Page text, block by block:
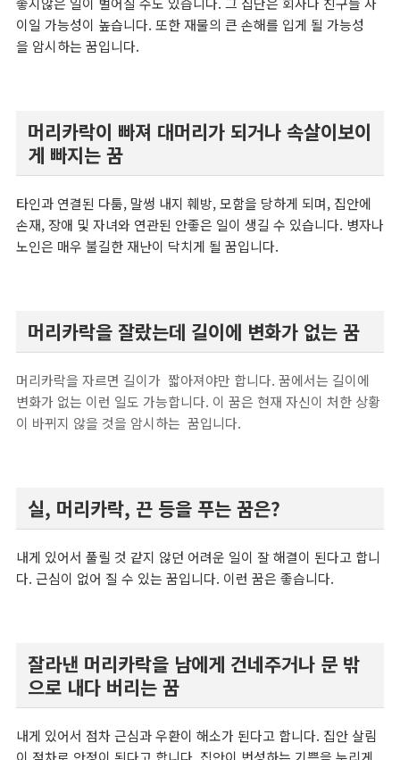
이일 가능성이 높습니다. 또한 재물의 큰 손해를 입게 될 가능성
을 암시하는 꿈입니다.
머리카락이 빠져 대머리가 되거나 속살이보이
게 빠지는 꿈
타인과 연결된 다툼, 말썽 내지 훼방, 모함을 당하게 되며, 집안에
손재, 장애 및 자녀와 연관된 안좋은 일이 생길 수 있습니다. 병자나
노인은 매우 불길한 재난이 닥치게 될 꿈입니다.
머리카락을 잘랐는데 길이에 변화가 없는 꿈
머리카락을 자르면 길이가 짧아져야만 합니다. 꿈에서는 길이에
변화가 없는 이런 일도 가능합니다. 이 꿈은 현재 자신이 처한 상황
이 바뀌지 않을 것을 암시하는 꿈입니다.
실, 머리카락, 끈 등을 푸는 꿈은?
내게 있어서 풀릴 것 같지 않던 어려운 일이 잘 해결이 된다고 합니
다. 근심이 없어 질 수 있는 꿈입니다. 이런 꿈은 좋습니다.
​잘라낸 머리카락을 남에게 건네주거나 문 밖
으로 내다 버리는 꿈
내게 있어서 점차 근심과 우환이 해소가 된다고 합니다. 집안 살림